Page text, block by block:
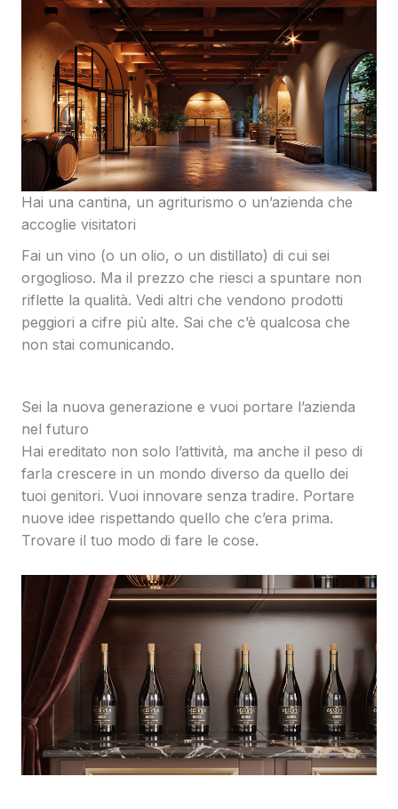
Hai una cantina, un agriturismo o un’azienda che
accoglie visitatori
Fai un vino (o un olio, o un distillato) di cui sei
orgoglioso. Ma il prezzo che riesci a spuntare non
riflette la qualità. Vedi altri che vendono prodotti
peggiori a cifre più alte. Sai che c’è qualcosa che
non stai comunicando.
Sei la nuova generazione e vuoi portare l’azienda
nel futuro
Hai ereditato non solo l’attività, ma anche il peso di
farla crescere in un mondo diverso da quello dei
tuoi genitori. Vuoi innovare senza tradire. Portare
nuove idee rispettando quello che c’era prima.
Trovare il tuo modo di fare le cose.